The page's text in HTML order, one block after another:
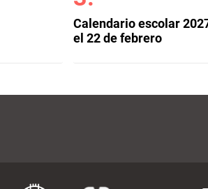
Calendario escolar
el 22 de febrero